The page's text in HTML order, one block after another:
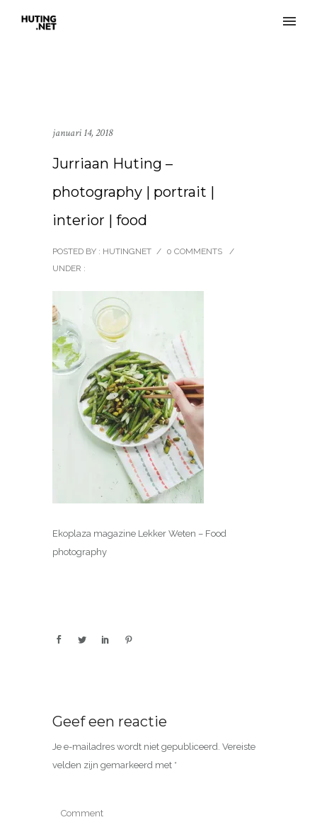
januari 14, 2018
Jurriaan Huting –
photography | portrait |
interior | food
POSTED BY : HUTINGNET / 0 COMMENTS
/
UNDER :
Ekoplaza magazine Lekker Weten – Food
photography
Geef een reactie
Je e-mailadres wordt niet gepubliceerd. Vereiste
velden zijn gemarkeerd met *